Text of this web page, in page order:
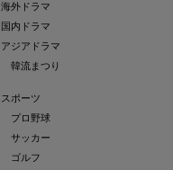
海外ドラマ
国内ドラマ
アジアドラマ
韓流まつり
スポーツ
プロ野球
サッカー
ゴルフ